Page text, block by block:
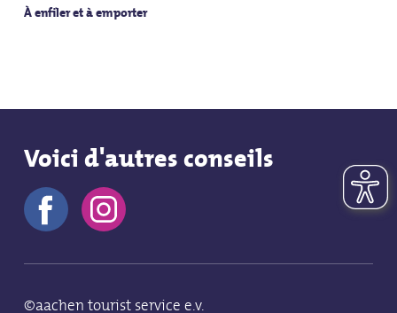
À enfiler et à emporter
Voici d'autres conseils
©aachen tourist service e.v.